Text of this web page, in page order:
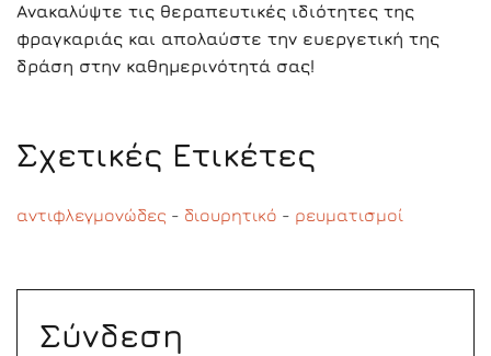
Ανακαλύψτε τις θεραπευτικές ιδιότητες της
φραγκαριάς και απολαύστε την ευεργετική της
δράση στην καθημερινότητά σας!
Σχετικές Ετικέτες
αντιφλεγμονώδες - διουρητικό - ρευματισμοί
Σύνδεση